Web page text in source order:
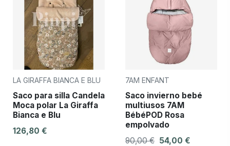
LA GIRAFFA BIANCA E BLU
Saco para silla Candela
Moca polar La Giraffa
Bianca e Blu
126,80 €
7AM ENFANT
Saco invierno bebé
multiusos 7AM
BébéPOD Rosa
empolvado
90,00 € 54,00 €